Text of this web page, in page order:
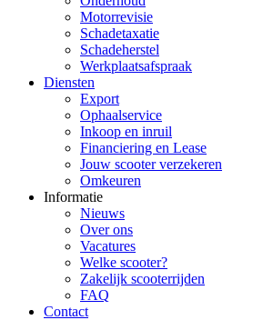
Motorrevisie
Schadetaxatie
Schadeherstel
Werkplaatsafspraak
Diensten
Export
Ophaalservice
Inkoop en inruil
Financiering en Lease
Jouw scooter verzekeren
Omkeuren
Informatie
Nieuws
Over ons
Vacatures
Welke scooter?
Zakelijk scooterrijden
FAQ
Contact